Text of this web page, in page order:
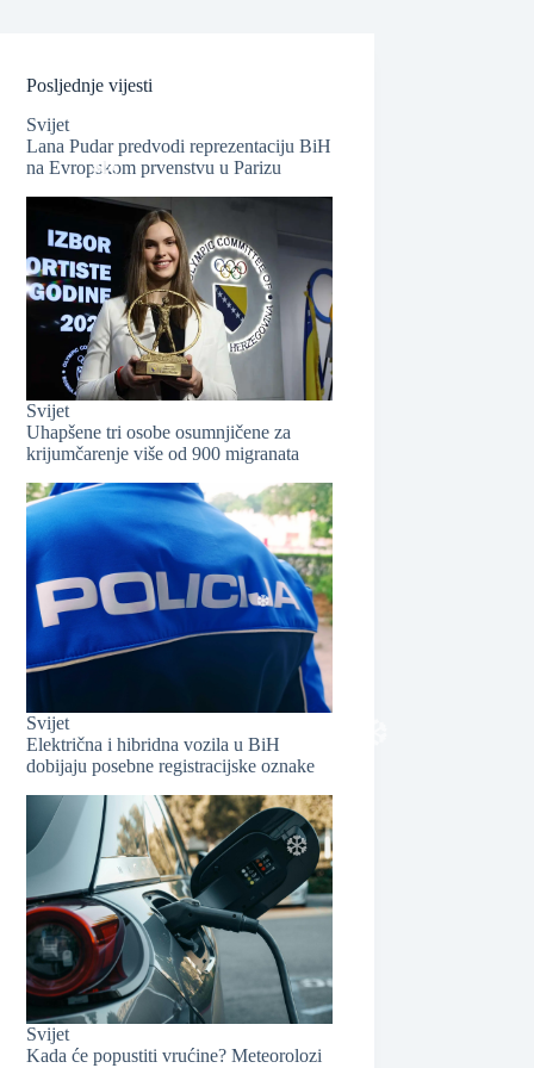
Posljednje vijesti
Svijet
Lana Pudar predvodi reprezentaciju BiH
na Evropskom prvenstvu u Parizu
Svijet
Uhapšene tri osobe osumnjičene za
krijumčarenje više od 900 migranata
Svijet
Električna i hibridna vozila u BiH
dobijaju posebne registracijske oznake
Svijet
Kada će popustiti vrućine? Meteorolozi
❆
❆
❆
❆